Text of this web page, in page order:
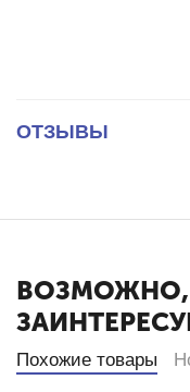
ОТЗЫВЫ
ВОЗМОЖНО,
Похожие товары